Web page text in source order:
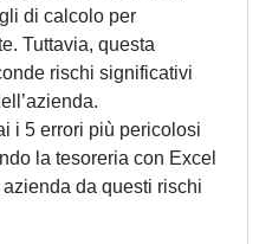
di calcolo per
Tuttavia, questa
rischi significativi
i 5 errori più pericolosi
la tesoreria con Excel
da questi rischi